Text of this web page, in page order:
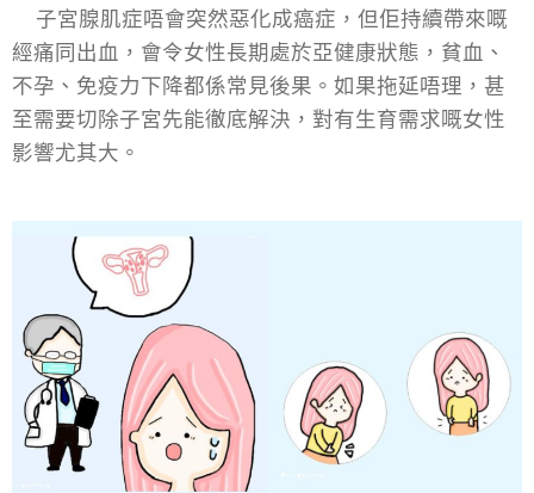
子宮腺肌症唔會突然惡化成癌症，但佢持續帶來嘅
經痛同出血，會令女性長期處於亞健康狀態，貧血、
不孕、免疫力下降都係常見後果。如果拖延唔理，甚
至需要切除子宮先能徹底解決，對有生育需求嘅女性
影響尤其大。